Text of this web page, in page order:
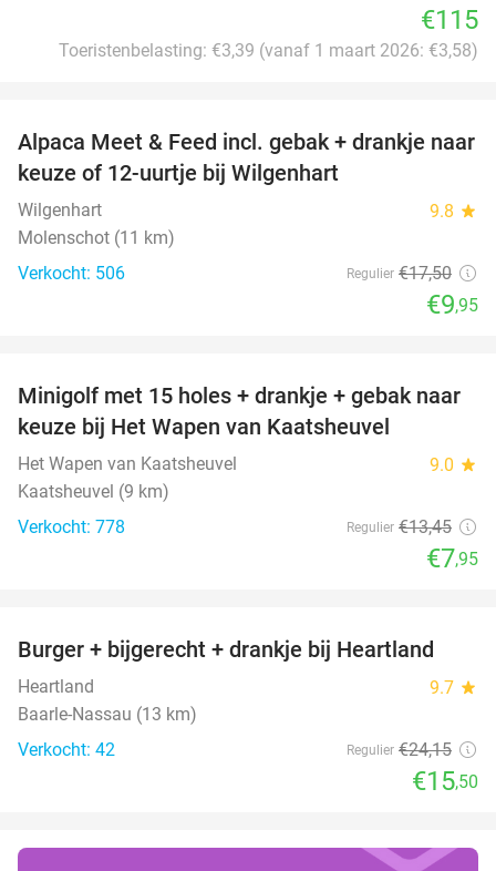
€115
Toeristenbelasting: €3,39 (vanaf 1 maart 2026: €3,58)
43%
Alpaca Meet & Feed incl. gebak + drankje naar
keuze of 12-uurtje bij Wilgenhart
Wilgenhart 9.8 star
Molenschot (11 km)
Verkocht: 506
Regulier €17,50
€9,95
41%
Minigolf met 15 holes + drankje + gebak naar
keuze bij Het Wapen van Kaatsheuvel
Het Wapen van Kaatsheuvel 9.0 star
Kaatsheuvel (9 km)
Verkocht: 778
Regulier €13,45
€7,95
36%
Burger + bijgerecht + drankje bij Heartland
Heartland 9.7 star
Baarle-Nassau (13 km)
Verkocht: 42
Regulier €24,15
€15,50